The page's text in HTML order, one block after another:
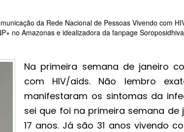
da Rede Nacional de Pessoas Vivendo com
no Amazonas e idealizadora da fanpage
Na primeira semana de janeiro
com HIV/aids. Não lembro
manifestaram os sintomas da
sei que foi na primeira semana de
17 anos. Já são 31 anos vivendo